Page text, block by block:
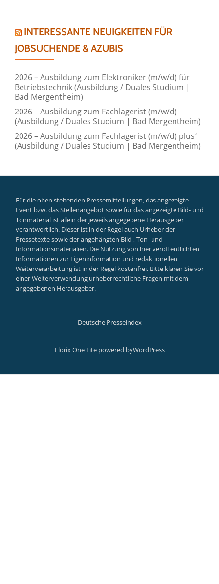
INTERESSANTE NEUIGKEITEN FÜR
JOBSUCHENDE & AZUBIS
2026 – Ausbildung zum Elektroniker (m/w/d) für
Betriebstechnik (Ausbildung / Duales Studium |
Bad Mergentheim)
2026 – Ausbildung zum Fachlagerist (m/w/d)
(Ausbildung / Duales Studium | Bad Mergentheim)
2026 – Ausbildung zum Fachlagerist (m/w/d) plus1
(Ausbildung / Duales Studium | Bad Mergentheim)
Für die oben stehenden Pressemitteilungen, das angezeigte
Event bzw. das Stellenangebot sowie für das angezeigte Bild- und
Tonmaterial ist allein der jeweils angegebene Herausgeber
verantwortlich. Dieser ist in der Regel auch Urheber der
Pressetexte sowie der angehängten Bild-, Ton- und
Informationsmaterialien. Die Nutzung von hier veröffentlichten
Informationen zur Eigeninformation und redaktionellen
Weiterverarbeitung ist in der Regel kostenfrei. Bitte klären Sie vor
einer Weiterverwendung urheberrechtliche Fragen mit dem
angegebenen Herausgeber.
Deutsche Presseindex
Secondary
Llorix One Lite powered byWordPress